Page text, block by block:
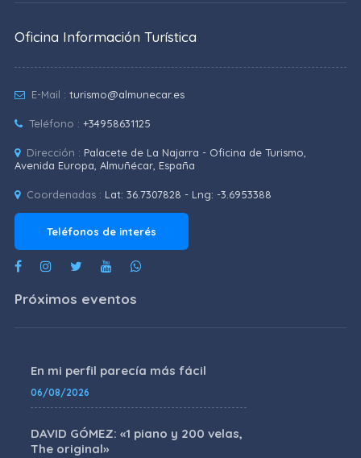
Oficina Información Turística
E-Mail : turismo@almunecar.es
Teléfono : +34958631125
Dirección : Palacete de La Najarra - Oficina de Turismo,
Avenida Europa, Almuñécar, España
Coordenadas : Lat: 36.7307828 - Lng: -3.6953388
Teléfonos de interés
Próximos eventos
En mi perfil parecía más fácil
06/08/2026
DAVID GÓMEZ: «1 piano y 200 velas,
The original»